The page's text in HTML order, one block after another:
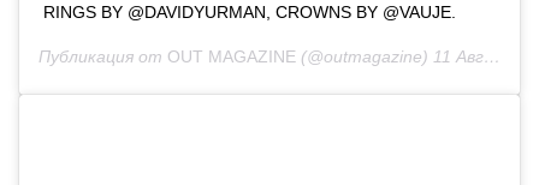
RINGS BY @DAVIDYURMAN, CROWNS BY @VAUJE.
Публикация от OUT MAGAZINE (@outmagazine) 11 Авг 2020 в 9:22 PDT